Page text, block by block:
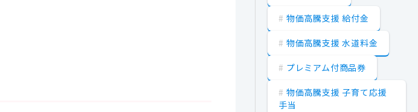
物価高騰支援 給付金
物価高騰支援 水道料金
プレミアム付商品券
物価高騰支援 子育て応援
手当